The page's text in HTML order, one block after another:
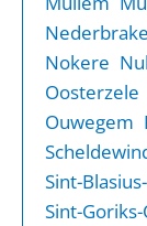
Nokere
Oosterzele
Ouwegem
Sint-
Sint-